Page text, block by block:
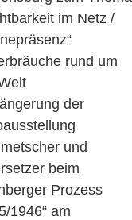
im Netz /
rund um
der
und
beim
Prozess
1946“ am